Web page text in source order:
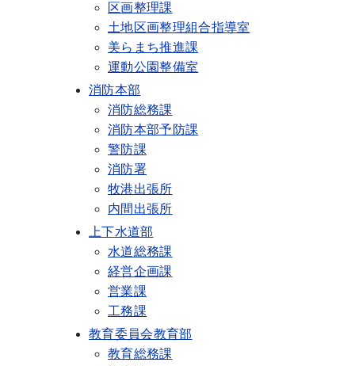
区画整理課
土地区画整理組合指導室
美らまち推進課
運動公園整備室
消防本部
消防総務課
消防本部予防課
警防課
消防署
牧港出張所
内間出張所
上下水道部
水道総務課
経営企画課
営業課
工務課
教育委員会教育部
教育総務課